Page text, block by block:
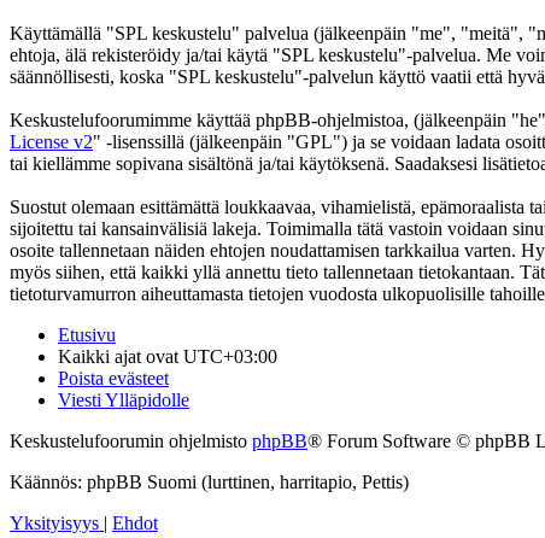
Käyttämällä "SPL keskustelu" palvelua (jälkeenpäin "me", "meitä",
ehtoja, älä rekisteröidy ja/tai käytä "SPL keskustelu"-palvelua. Me
säännöllisesti, koska "SPL keskustelu"-palvelun käyttö vaatii että
Keskustelufoorumimme käyttää phpBB-ohjelmistoa, (jälkeenpäin
License v2" -lisenssillä (jälkeenpäin "GPL") ja se voidaan ladata
tai kiellämme sopivana sisältönä ja/tai käytöksenä. Saadaksesi
Suostut olemaan esittämättä loukkaavaa, vihamielistä, epämoraalista
sijoitettu tai kansainvälisiä lakeja. Toimimalla tätä vastoin voidaan
osoite tallennetaan näiden ehtojen noudattamisen tarkkailua varten.
myös siihen, että kaikki yllä annettu tieto tallennetaan tietokantaan.
tietoturvamurron aiheuttamasta tietojen vuodosta ulkopuolisille
Etusivu
Kaikki ajat ovat UTC+03:00
Poista evästeet
Viesti Ylläpidolle
Keskustelufoorumin ohjelmisto phpBB® Forum Software © phpBB
Käännös: phpBB Suomi (lurttinen, harritapio, Pettis)
Yksityisyys | Ehdot